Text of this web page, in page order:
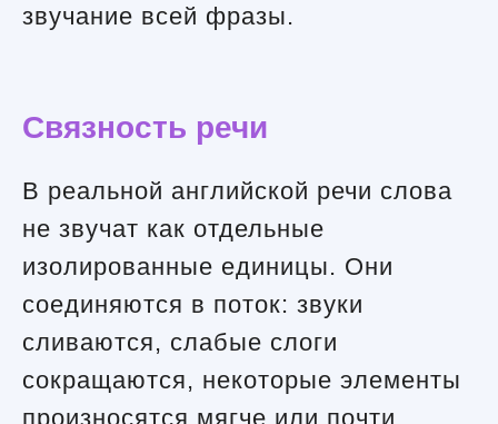
звучание всей фразы.
Связность речи
В реальной английской речи слова
не звучат как отдельные
изолированные единицы. Они
соединяются в поток: звуки
сливаются, слабые слоги
сокращаются, некоторые элементы
произносятся мягче или почти